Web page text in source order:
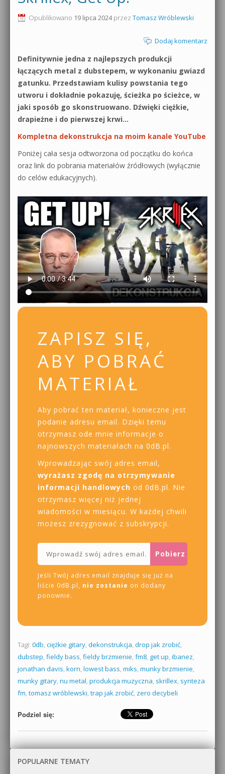
Produkcja muzyczna od podstaw
Sound Forge od podstaw
Dubstep z syntezatorem Massive
Kontakt 5 Kompendium
Pakiety
0dB.pl - informacje
Materiały dla mediów
Archiwum aktualności
Polityka prywatności
Działanie sklepu internetowego
Wyszukiwanie
Opublikowano 19 lipca 2024przez Tomasz Wróblewski
Dodaj komentarz
Definitywnie jedna z najlepszych produkcji
łączących metal z dubstepem, w wykonaniu gwiazd
gatunku. Przedstawiam kulisy powstania tego
utworu i dokładnie pokazuję, ścieżka po ścieżce, w
jaki sposób go skonstruowano. Dźwięki ciężkie,
drapieżne i do pierwszej krwi…
Kompletna dekonstrukcja na moim kanale YouTube
Poniżej cała sesja odtworzona od początku do końca
oraz link do pobrania materiałów źródłowych (wyłącznie
do celów edukacyjnych).
ZAPISZ SIĘ,
ABY POBRAĆ
MATERIAŁ
Aby pobrać ten materiał, konieczne jest
podanie adresu email. Dzięki temu
otrzymasz ode mnie informacje o
najnowszych materiałach na 0dB.pl.
Wprowadzając swój adres email,
wyrażasz zgodę na otrzymywanie
informacji handlowych od 0dB.pl. Nie
otrzymasz więcej niż jednej
wiadomości w miesiącu. W każdej chwili
możesz zrezygnować z subskrypcji.
Jeśli Twój adres email znajduje się już na
liście 0dB.pl, nie zostanie on dodany
ponownie.
Tagi: 0db, ciężkie gitary, dekonstrukcja, drop jak zrobić,
dubstep, fieldy bass, fieldy brzmienie, fm8, get up, ibanez,
jonathan davis, korn, lowest bass, miks, munky brzmienie,
munky gitary, nu metal, produkcja muzyczna, skrillex, synteza
fm, tomasz wróblewski, trap jak zrobić, zero decybeli
Podziel się:
POPULARNE TEMATY